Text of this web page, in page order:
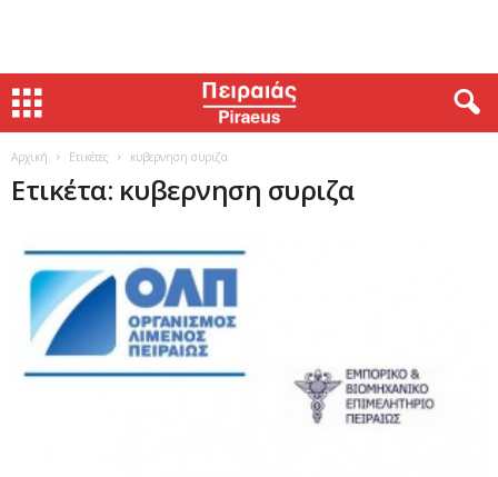
Αρχική Ετικέτες κυβερνηση συριζα
Ετικέτα: κυβερνηση συριζα